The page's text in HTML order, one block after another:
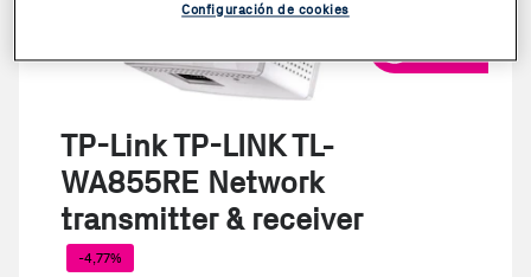
TP-Link TP-LINK TL-
WA855RE Network
transmitter & receiver
-4,77%
Configuración de cookies